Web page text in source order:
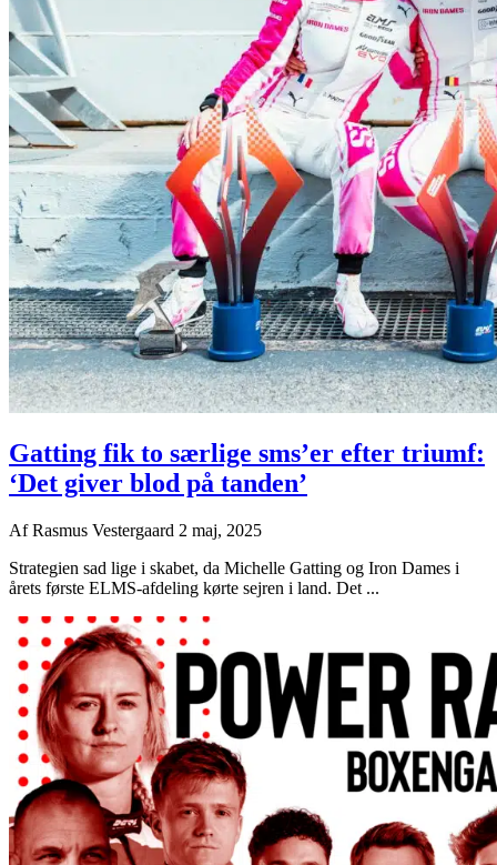
Gatting fik to særlige sms’er efter triumf:
‘Det giver blod på tanden’
AfRasmus Vestergaard 2 maj, 2025
Strategien sad lige i skabet, da Michelle Gatting og Iron Dames i
årets første ELMS-afdeling kørte sejren i land. Det ...